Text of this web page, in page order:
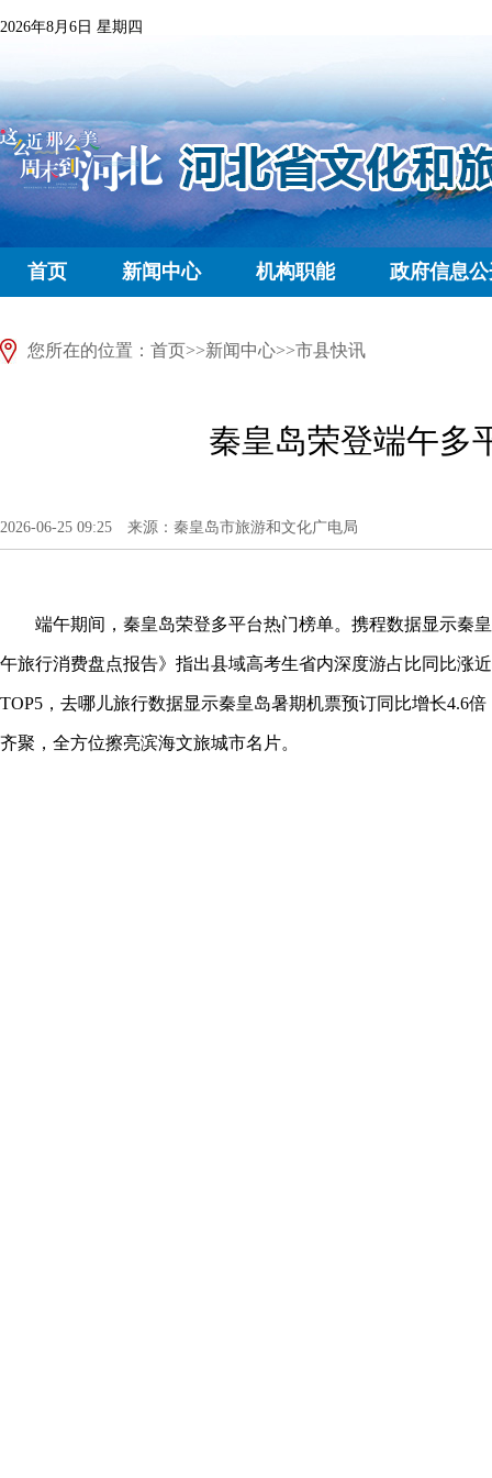
2026年8月6日 星期四
首页 新闻中心 机构职能 政府信息
您所在的位置： 首页>>新闻中心>>市县快讯
秦皇岛荣登端午多
2026-06-25 09:25 来源：秦皇岛市旅游和文化广电局
端午期间， 秦皇岛荣登多平台热门榜单。 携程数据显示秦
午旅行消费盘点报告》指出县域高考生省内深度游占比同比涨
TOP5，去哪儿旅行数据显示秦皇岛暑期机票预订同比增长4.6
齐聚，全方位擦亮滨海文旅城市名片。